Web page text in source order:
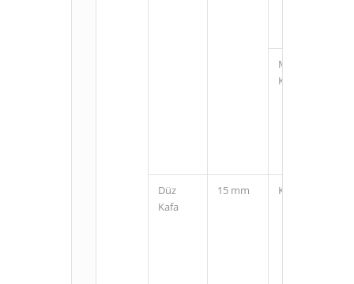
M12
Konnektörlü
Düz
Kafa
15 mm Kablolu